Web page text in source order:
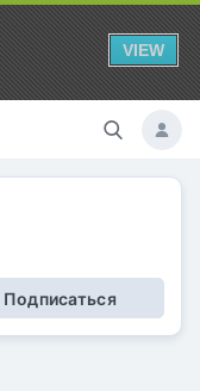
VIEW
Подписаться